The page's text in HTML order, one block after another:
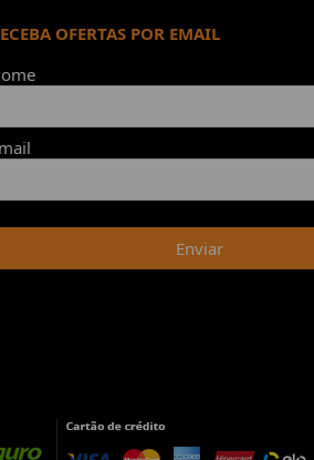
OFERTAS POR EMAIL
Enviar